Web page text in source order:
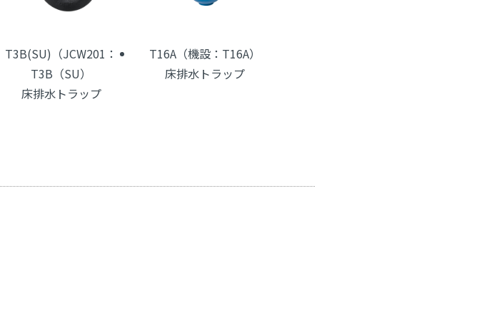
T3B(SU)（JCW201：
T3B（SU）
床排水トラップ
T16A（機設：T16A）
床排水トラップ